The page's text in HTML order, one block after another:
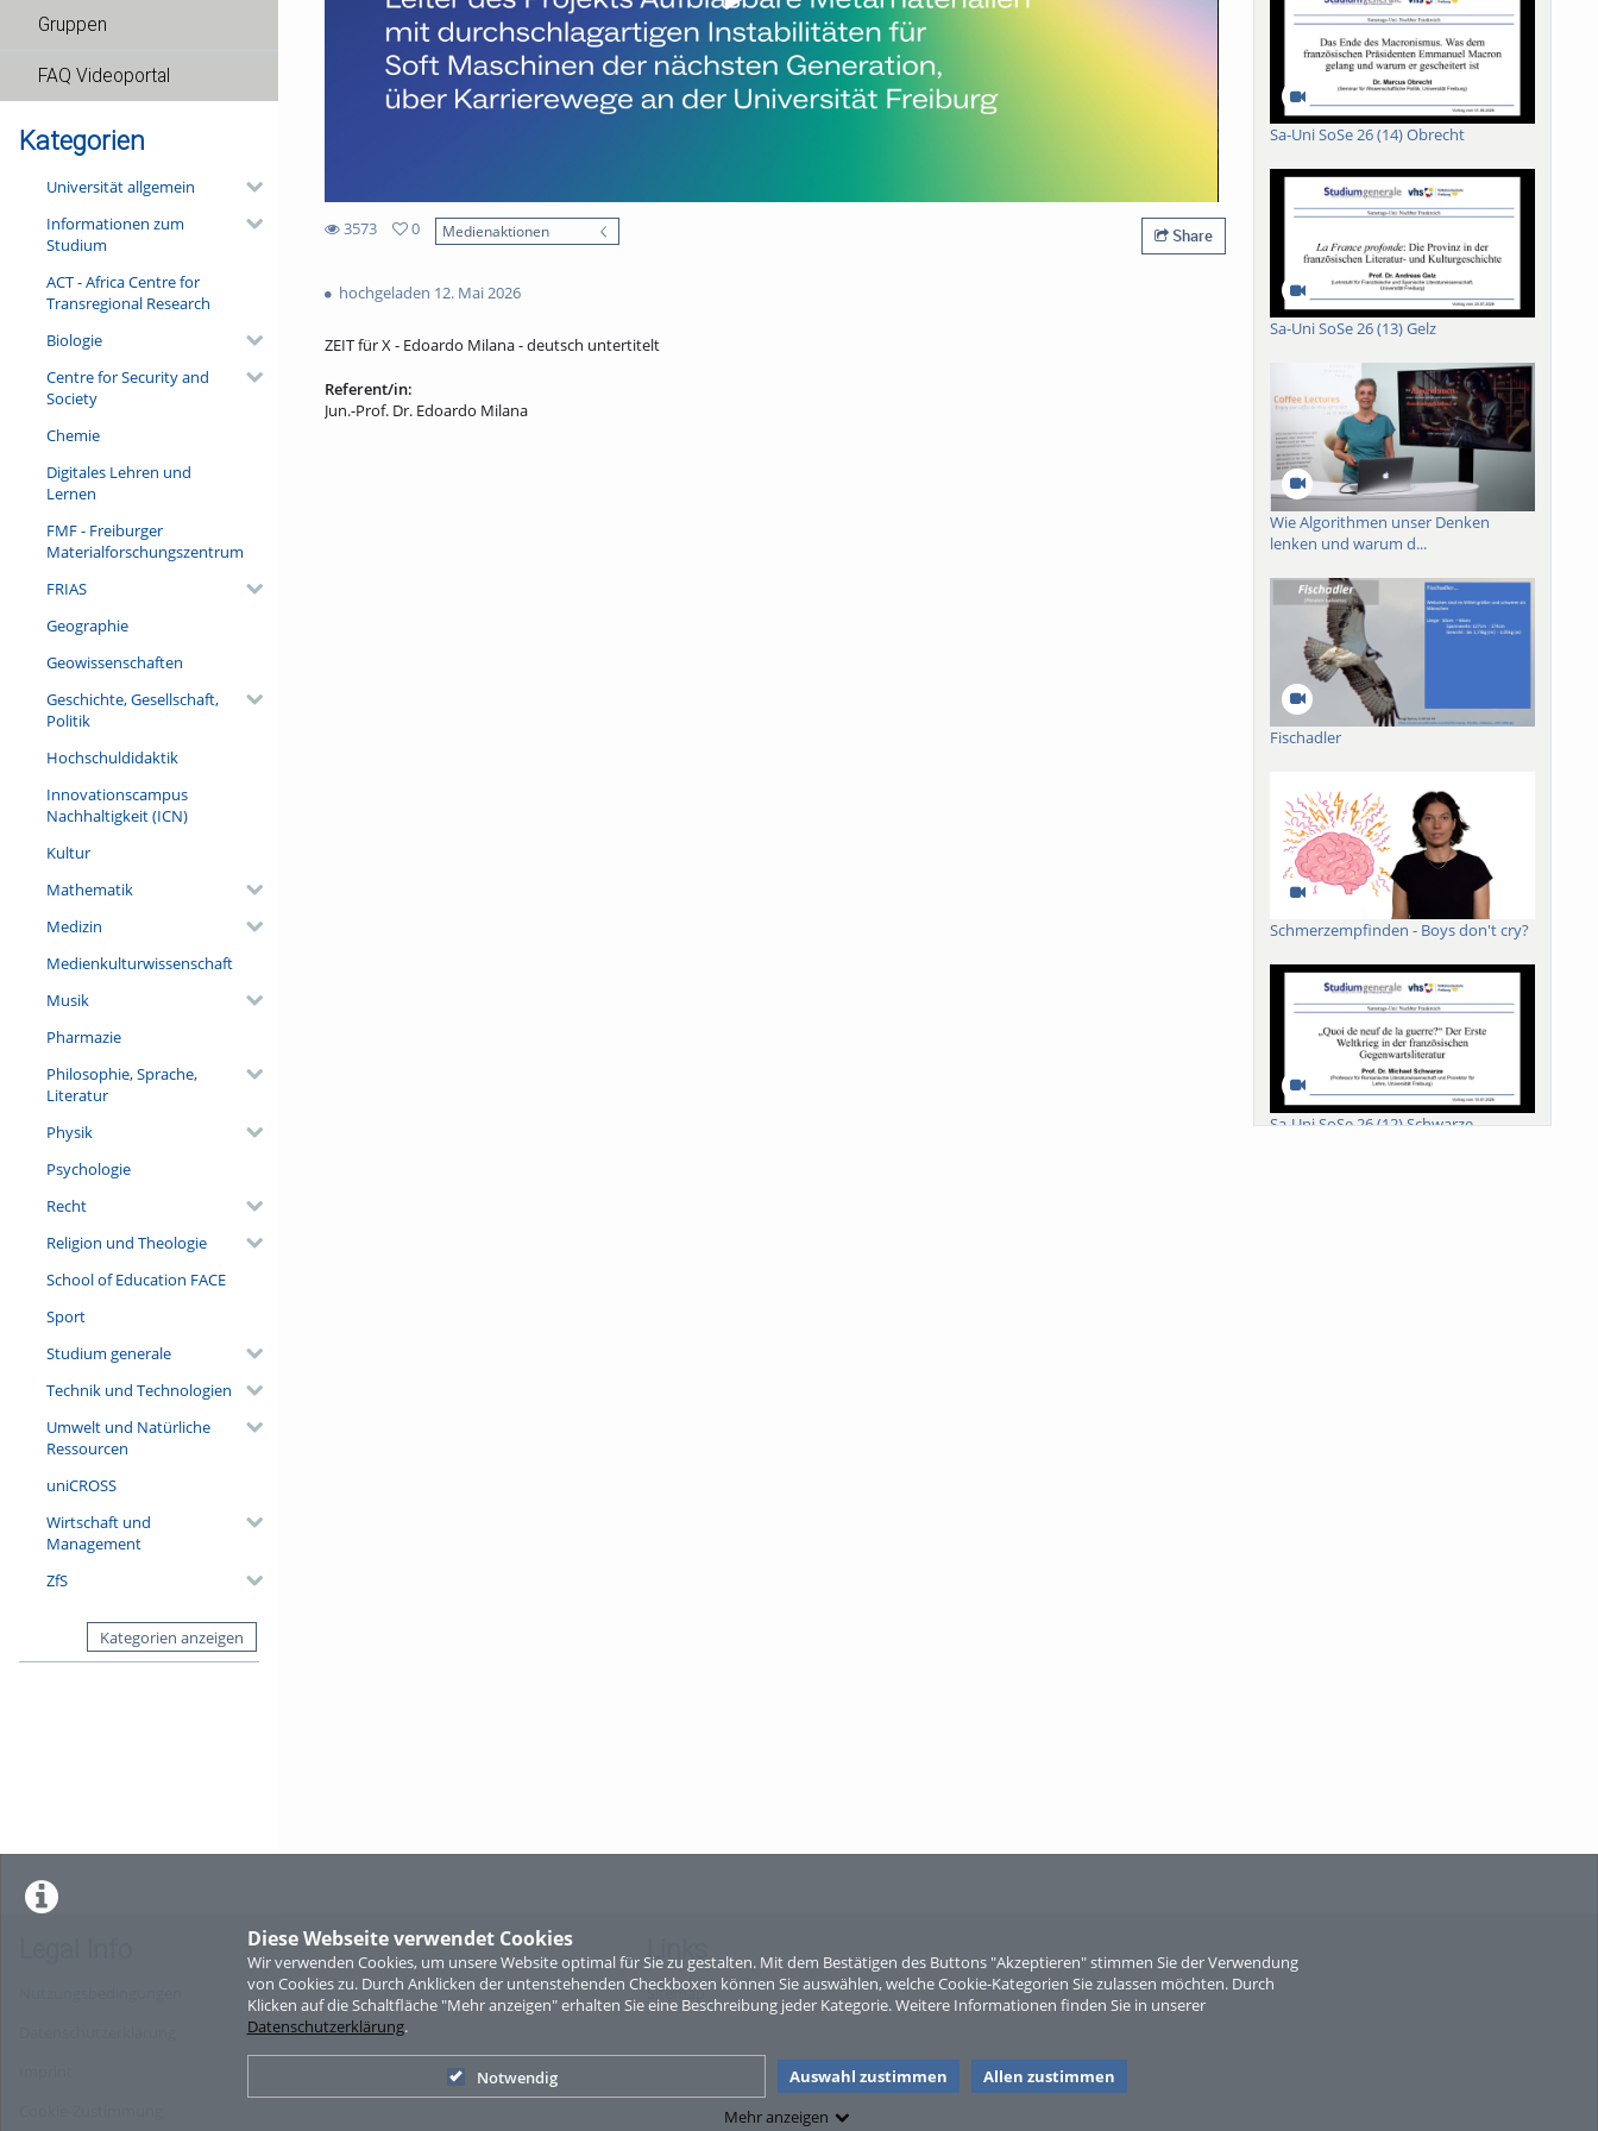
Diese Webseite verwendet Cookies
Wir verwenden Cookies, um unsere Website optimal für Sie zu gestalten. Mit dem Bestätigen des Buttons "Akzeptieren" stimmen Sie der Verwendung
von Cookies zu. Durch Anklicken der untenstehenden Checkboxen können Sie auswählen, welche Cookie-Kategorien Sie zulassen möchten. Durch
Klicken auf die Schaltfläche "Mehr anzeigen" erhalten Sie eine Beschreibung jeder Kategorie. Weitere Informationen finden Sie in unserer
Datenschutzerklärung.
Notwendig Auswahl zustimmen
Allen zustimmen
Mehr anzeigen
Gruppen
FAQ Videoportal
Kategorien
Universität allgemein
Informationen zum
Studium
ACT - Africa Centre for
Transregional Research
Biologie
Centre for Security and
Society
Chemie
Digitales Lehren und
Lernen
FMF - Freiburger
Materialforschungszentrum
FRIAS
Geographie
Geowissenschaften
Geschichte, Gesellschaft,
Politik
Hochschuldidaktik
Innovationscampus
Nachhaltigkeit (ICN)
Kultur
Mathematik
Medizin
Medienkulturwissenschaft
Musik
Pharmazie
Philosophie, Sprache,
Literatur
Physik
Psychologie
Recht
Religion und Theologie
School of Education FACE
Sport
Studium generale
Technik und Technologien
Umwelt und Natürliche
Ressourcen
uniCROSS
Wirtschaft und
Management
ZfS
Kategorien anzeigen
3573
views
0
Medienaktionen Share
hochgeladen 12. Mai 2026
ZEIT für X - Edoardo Milana - deutsch untertitelt
Referent/in:
Jun.-Prof. Dr. Edoardo Milana
Sa-Uni SoSe 26 (14) Obrecht
Sa-Uni SoSe 26 (13) Gelz
Wie Algorithmen unser Denken
lenken und warum d...
Fischadler
Schmerzempfinden - Boys don't cry?
Sa-Uni SoSe 26 (12) Schwarze
Sperber
Links
Sitemap